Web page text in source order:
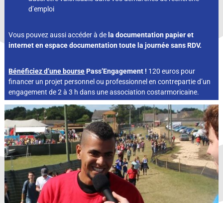
d’emploi
Vous pouvez aussi accéder à de la documentation papier et
internet en espace documentation toute la journée sans RDV.
Bénéficiez d’une bourse Pass’Engagement ! 120 euros pour
financer un projet personnel ou professionnel en contrepartie d’un
engagement de 2 à 3 h dans une association costarmoricaine.